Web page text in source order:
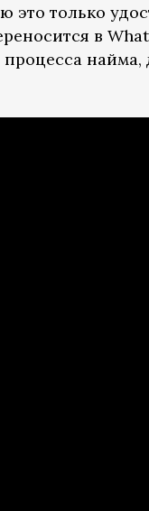
это только
в